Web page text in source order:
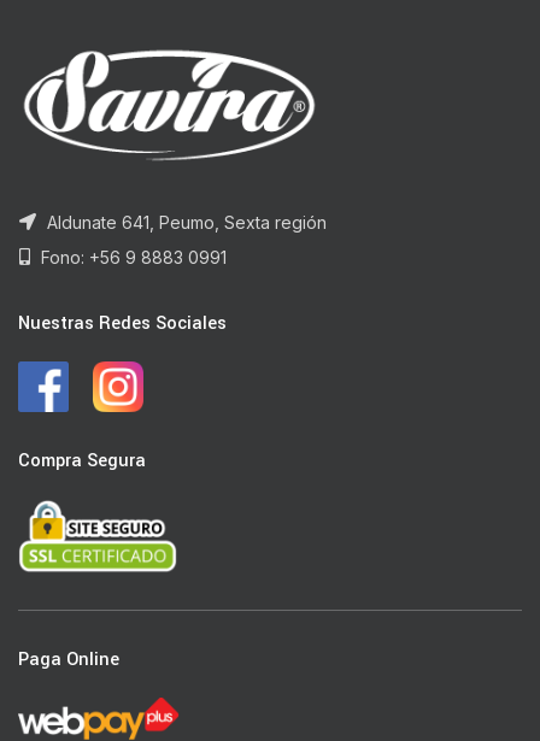
Aldunate 641, Peumo, Sexta región
Fono: +56 9 8883 0991
Nuestras Redes Sociales
Compra Segura
Paga Online